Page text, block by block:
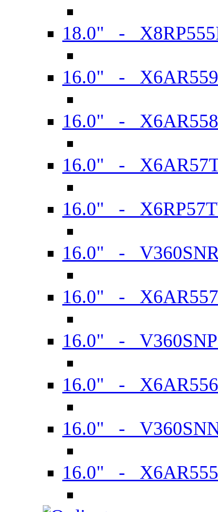
18.0" -
16.0" -
16.0" -
16.0" -
16.0" -
16.0" -
16.0" -
16.0" -
16.0" -
16.0" -
16.0" -